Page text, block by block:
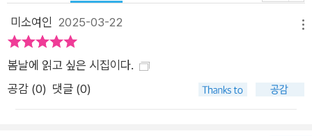
들과 가까이에서 소통하고자 한다”고 취지를 밝혔다. −《경향신
문》 2018년 5월 17일자 시집은 1부 ‘삽사리문고 읽다 까무룩 잠
들면’, 2부 ‘밤새 우는 아기를 안은 창백하고 질긴 얼굴’, 3부 ‘왜
아직 거기에 있는 걸까 붉은 노을은’, 4부 ‘한 발 나갔다가 두 발
물러서는 사랑’이라는 부제로 구성되어 있다. 비교적 초창기에 나
미소여인 2025-03-22
봄날에 읽고 싶은 시집이다.
공감 (0) 댓글 (0)